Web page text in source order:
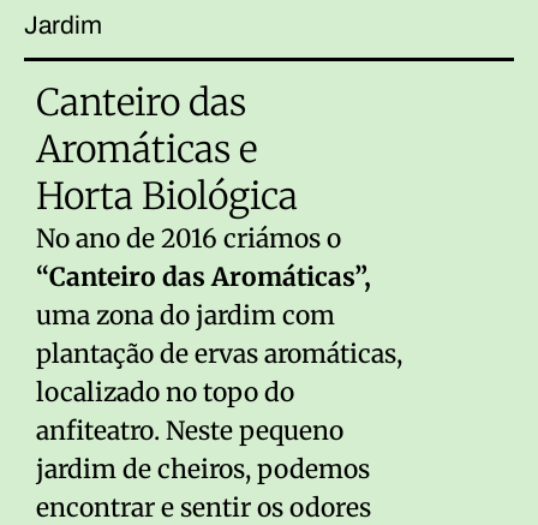
Jardim
Canteiro das
Aromáticas e
Horta Biológica
No ano de 2016 criámos o
“Canteiro das Aromáticas”,
uma zona do jardim com
plantação de ervas aromáticas,
localizado no topo do
anfiteatro. Neste pequeno
jardim de cheiros, podemos
encontrar e sentir os odores